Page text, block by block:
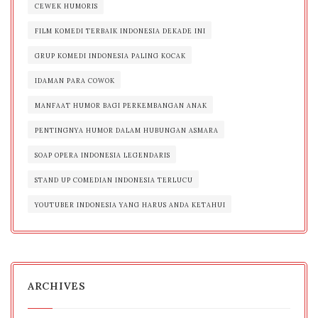
CEWEK HUMORIS
FILM KOMEDI TERBAIK INDONESIA DEKADE INI
GRUP KOMEDI INDONESIA PALING KOCAK
IDAMAN PARA COWOK
MANFAAT HUMOR BAGI PERKEMBANGAN ANAK
PENTINGNYA HUMOR DALAM HUBUNGAN ASMARA
SOAP OPERA INDONESIA LEGENDARIS
STAND UP COMEDIAN INDONESIA TERLUCU
YOUTUBER INDONESIA YANG HARUS ANDA KETAHUI
ARCHIVES